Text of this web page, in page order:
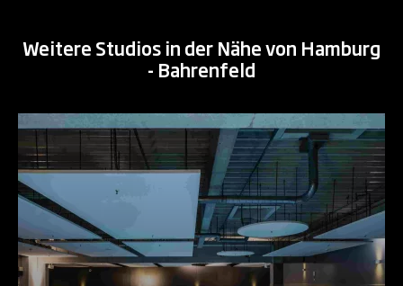
Weitere Studios in der Nähe von Hamburg
- Bahrenfeld